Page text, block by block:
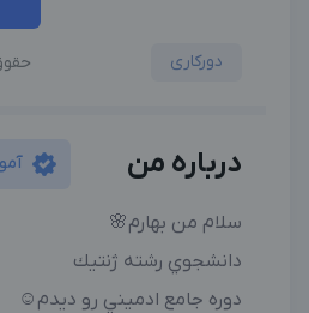
دورکاری
درباره من
سلام من بهارم🌸
دانشجوي رشته ژنتيك
دوره جامع ادميني رو ديدم☺️